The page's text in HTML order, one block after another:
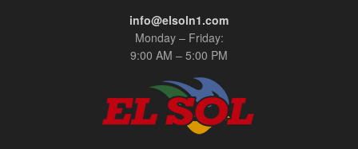
info@elsoln1.com
Monday – Friday:
9:00 AM – 5:00 PM